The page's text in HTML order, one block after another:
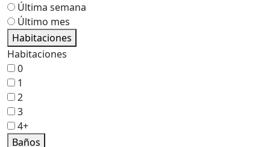
Última semana
Último mes
Habitaciones
Habitaciones
0
1
2
3
4+
Baños